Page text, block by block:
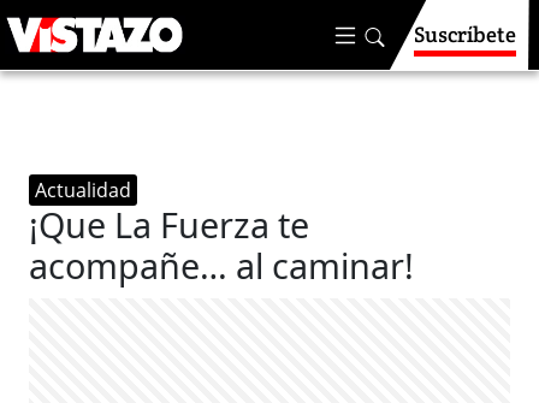
Suscríbete
Actualidad
¡Que La Fuerza te
acompañe… al caminar!